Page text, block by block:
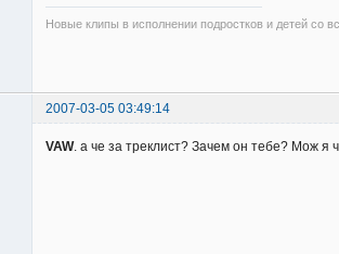
Новые клипы в исполнении подростков и детей со
2007-03-05 03:49:14
VAW. а че за треклист? Зачем он тебе? Мож я